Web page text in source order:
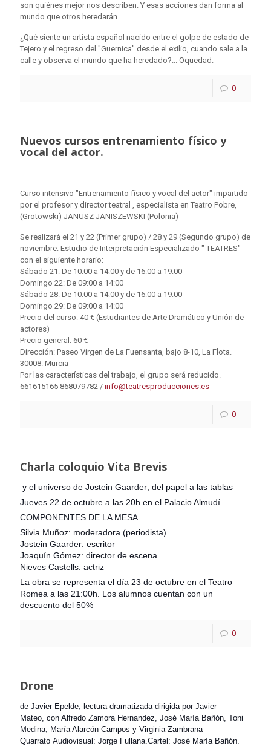
son quiénes mejor nos describen. Y esas acciones dan forma al
mundo que otros heredarán.
¿Qué siente un artista español nacido entre el golpe de estado de
Tejero y el regreso del "Guernica" desde el exilio, cuando sale a la
calle y observa el mundo que ha heredado?... Oquedad.
0
Nuevos cursos entrenamiento físico y
vocal del actor.
Curso intensivo "Entrenamiento físico y vocal del actor" impartido
por el profesor y director teatral , especialista en Teatro Pobre,
(Grotowski) JANUSZ JANISZEWSKI (Polonia)
Se realizará el 21 y 22 (Primer grupo) / 28 y 29 (Segundo grupo) de
noviembre. Estudio de Interpretación Especializado " TEATRES"
con el siguiente horario:
Sábado 21: De 10:00 a 14:00 y de 16:00 a 19:00
Domingo 22: De 09:00 a 14:00
Sábado 28: De 10:00 a 14:00 y de 16:00 a 19:00
Domingo 29: De 09:00 a 14:00
Precio del curso: 40 € (Estudiantes de Arte Dramático y Unión de
actores)
Precio general: 60 €
Dirección: Paseo Virgen de La Fuensanta, bajo 8-10, La Flota.
30008. Murcia
Por las características del trabajo, el grupo será reducido.
661615165 868079782 / info@teatresproducciones.es
0
Charla coloquio Vita Brevis
y el universo de Jostein Gaarder; del papel a las tablas
Jueves 22 de octubre a las 20h en el Palacio Almudí
COMPONENTES DE LA MESA
Silvia Muñoz: moderadora (periodista)
Jostein Gaarder: escritor
Joaquín Gómez: director de escena
Nieves Castells: actriz
La obra se representa el día 23 de octubre en el Teatro
Romea a las 21:00h. Los alumnos cuentan con un
descuento del 50%
0
Drone
de Javier Epelde, lectura dramatizada dirigida por Javier
Mateo, con Alfredo Zamora Hernandez, José María Bañón, Toni
Medina, María Alarcón Campos y Virginia Zambrana
Quarrato Audiovisual: Jorge Fullana.Cartel: José María Bañón.